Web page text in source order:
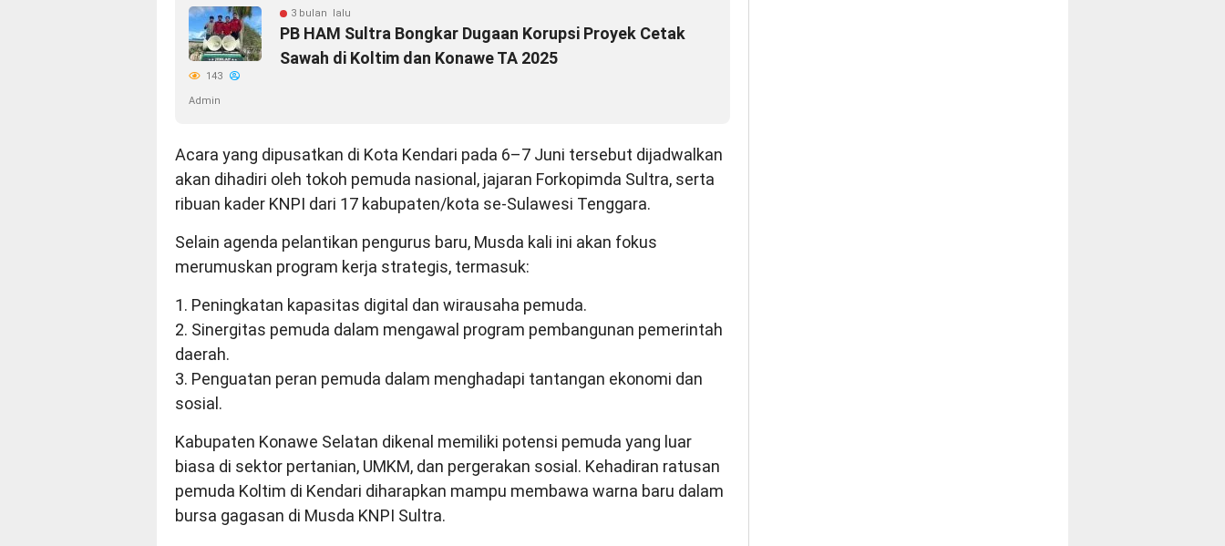
3 bulan lalu
PB HAM Sultra Bongkar Dugaan Korupsi Proyek Cetak
Sawah di Koltim dan Konawe TA 2025
143
Admin
Acara yang dipusatkan di Kota Kendari pada 6–7 Juni tersebut dijadwalkan
akan dihadiri oleh tokoh pemuda nasional, jajaran Forkopimda Sultra, serta
ribuan kader KNPI dari 17 kabupaten/kota se-Sulawesi Tenggara.
Selain agenda pelantikan pengurus baru, Musda kali ini akan fokus
merumuskan program kerja strategis, termasuk:
1. Peningkatan kapasitas digital dan wirausaha pemuda.
2. Sinergitas pemuda dalam mengawal program pembangunan pemerintah
daerah.
3. Penguatan peran pemuda dalam menghadapi tantangan ekonomi dan
sosial.
Kabupaten Konawe Selatan dikenal memiliki potensi pemuda yang luar
biasa di sektor pertanian, UMKM, dan pergerakan sosial. Kehadiran ratusan
pemuda Koltim di Kendari diharapkan mampu membawa warna baru dalam
bursa gagasan di Musda KNPI Sultra.